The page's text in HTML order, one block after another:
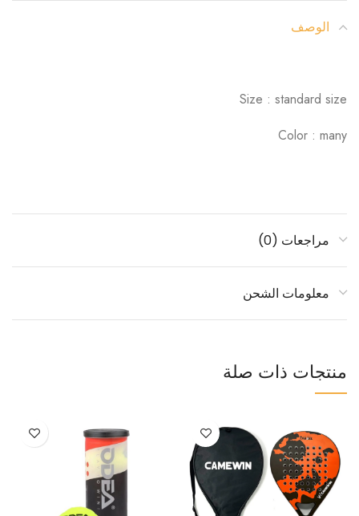
الوصف
Size : standard size
Color : many
مراجعات (0)
معلومات الشحن
منتجات ذات صلة